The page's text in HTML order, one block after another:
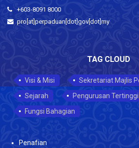
+603-8091 8000
pro[at]perpaduan[dot]gov[dot]my
TAG CLOUD
Visi & Misi
Sekretariat Majlis
Sejarah
Pengurusan Tertinggi
Fungsi Bahagian
Penafian